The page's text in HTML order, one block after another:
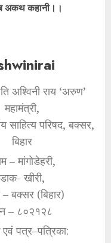
अकथ कहानी।।
अश्विनी राय ‘अरुण’
महामंत्री,
साहित्य परिषद, बक्सर,
बिहार
– मांगोडेहरी,
डाक- खीरी,
बक्सर (बिहार)
– ८०२१२८
पत्र–पत्रिका: